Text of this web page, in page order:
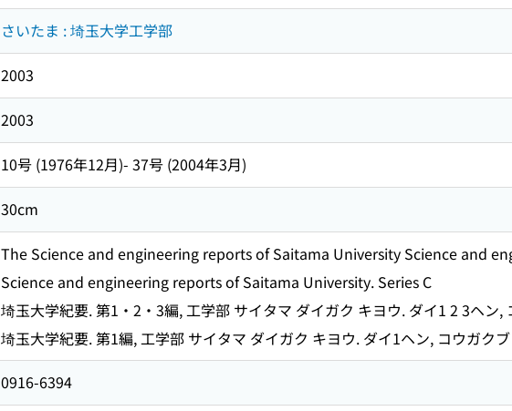
さいたま : 埼玉大学工学部
2003
2003
10号 (1976年12月)- 37号 (2004年3月)
30cm
The Science and engineering reports of Saitama University Science and
Science and engineering reports of Saitama University. Series C
埼玉大学紀要. 第1・2・3編, 工学部 サイタマ ダイガク キヨウ. ダイ1 2 3ヘン,
埼玉大学紀要. 第1編, 工学部 サイタマ ダイガク キヨウ. ダイ1ヘン, コウガクブ
0916-6394